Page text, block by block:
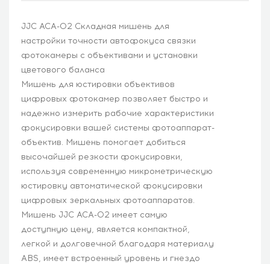
JJC ACA-02 Складная мишень для
настройки точности автофокуса связки
фотокамеры с объективами и установки
цветового баланса
Мишень для юстировки объективов
цифровых фотокамер позволяет быстро и
надежно измерить рабочие характеристики
фокусировки вашей системы фотоаппарат-
объектив. Мишень помогает добиться
высочайшей резкости фокусировки,
используя современную микрометрическую
юстировку автоматической фокусировки
цифровых зеркальных фотоаппаратов.
Мишень JJC ACA-02 имеет самую
доступную цену, является компактной,
легкой и долговечной благодаря материалу
ABS, имеет встроенный уровень и гнездо